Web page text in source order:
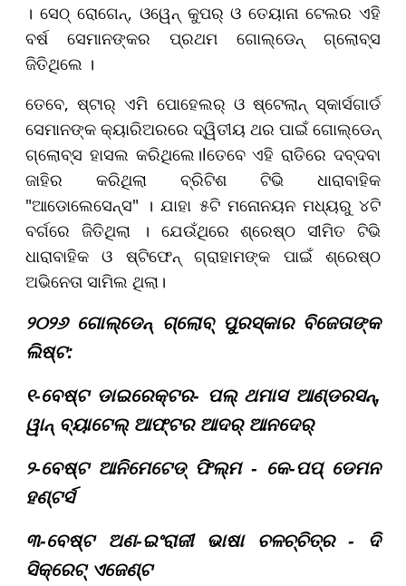
। ସେଠ୍ ରୋଗେନ୍, ଓୱେନ୍ କୁପର୍ ଓ ତେୟାନା ଟେଲର ଏହି
ବର୍ଷ ସେମାନଙ୍କର ପ୍ରଥମ ଗୋଲ୍ଡେନ୍ ଗ୍ଲୋବ୍ସ
ଜିତିଥିଲେ ।
ତେବେ, ଷ୍ଟାର୍ ଏମି ପୋହେଲର୍ ଓ ଷ୍ଟେଲାନ୍ ସ୍କାର୍ସଗାର୍ଡ
ସେମାନଙ୍କ କ୍ୟାରିଅରରେ ଦ୍ୱିତୀୟ ଥର ପାଇଁ ଗୋଲ୍ଡେନ୍
ଗ୍ଲୋବ୍ସ ହାସଲ କରିଥିଲେ।lତେବେ ଏହି ରାତିରେ ଦବ୍ଦବା
ଜାହିର କରିଥିଲା ବ୍ରିଟିଶ ଟିଭି ଧାରାବାହିକ
"ଆଡୋଲେସେନ୍ସ" । ଯାହା ୫ଟି ମନୋନୟନ ମଧ୍ୟରୁ ୪ଟି
ବର୍ଗରେ ଜିତିଥିଲା । ଯେଉଁଥିରେ ଶ୍ରେଷ୍ଠ ସୀମିତ ଟିଭି
ଧାରାବାହିକ ଓ ଷ୍ଟିଫେନ୍ ଗ୍ରାହାମଙ୍କ ପାଇଁ ଶ୍ରେଷ୍ଠ
ଅଭିନେତା ସାମିଲ ଥିଲା।
୨୦୨୬ ଗୋଲ୍ଡେନ୍ ଗ୍ଲୋବ୍ ପୁରସ୍କାର ବିଜେତାଙ୍କ
ଲିଷ୍ଟ:
୧-ବେଷ୍ଟ ଡାଇରେକ୍ଟର- ପଲ୍ ଥମାସ ଆଣ୍ଡରସନ୍,
ୱାନ୍ ବ୍ୟାଟେଲ୍ ଆଫ୍ଟର ଆଦର୍ ଆନଦେର୍
୨-ବେଷ୍ଟ ଆନିମେଟେଡ୍ ଫିଲ୍ମ - କେ-ପପ୍ ଡେମନ
ହଣ୍ଟର୍ସ
୩-ବେଷ୍ଟ ଅଣ-ଇଂରାଜୀ ଭାଷା ଚଳଚ୍ଚିତ୍ର - ଦି
ସିକ୍ରେଟ୍ ଏଜେଣ୍ଟ